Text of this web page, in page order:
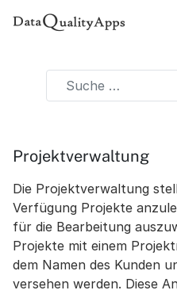
Projektverwaltung
Die Projektverwaltung
Verfügung Projekte
für die Bearbeitung
Projekte mit einem
dem Namen des Kunden
versehen werden. Diese